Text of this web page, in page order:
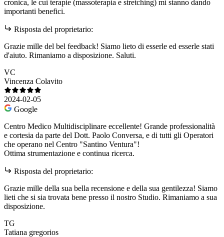
cronica, le cui terapie (massoterapia e stretching) mi stanno dando
importanti benefici.
Risposta del proprietario:
Grazie mille del bel feedback! Siamo lieto di esserle ed esserle stati
d'aiuto. Rimaniamo a disposizione. Saluti.
VC
Vincenza Colavito
2024-02-05
Google
Centro Medico Multidisciplinare eccellente! Grande professionalità
e cortesia da parte del Dott. Paolo Conversa, e di tutti gli Operatori
che operano nel Centro "Santino Ventura"!
Ottima strumentazione e continua ricerca.
Risposta del proprietario:
Grazie mille della sua bella recensione e della sua gentilezza! Siamo
lieti che si sia trovata bene presso il nostro Studio. Rimaniamo a sua
disposizione.
TG
Tatiana gregorios